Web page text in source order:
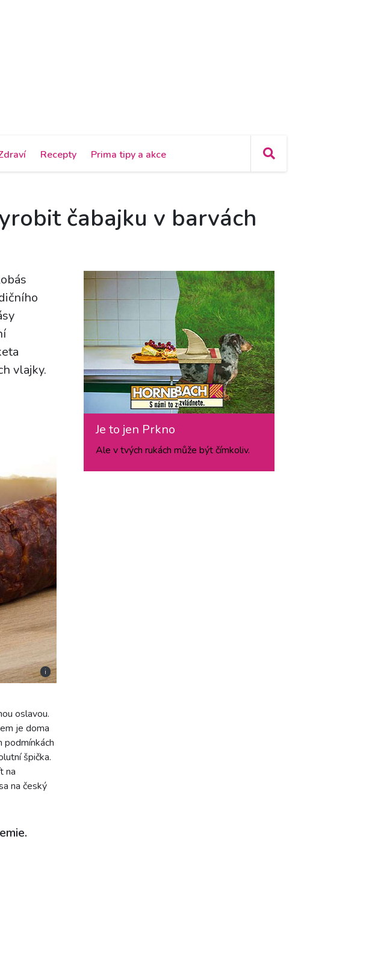
Recepty Prima tipy a akce
čabajku v barvách
vlajky.
i
oslavou.
je doma
podmínkách
špička.
na
na český
Je to jen Prkno
Ale v tvých rukách může být čímkoliv.